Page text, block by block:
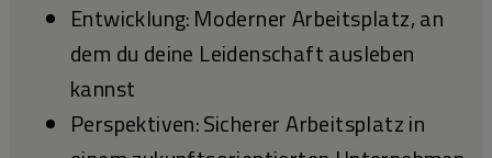
Entwicklung: Moderner Arbeitsplatz, an
dem du deine Leidenschaft ausleben
kannst
Perspektiven: Sicherer Arbeitsplatz in